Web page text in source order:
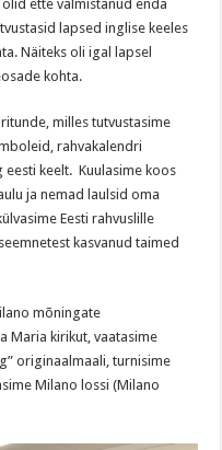
ette valmistanud enda
lapsed inglise keeles
Näiteks oli igal lapsel
kohta.
milles tutvustasime
rahvakalendri
keelt. Kuulasime koos
ja nemad laulsid oma
Eesti rahvuslille
kasvanud taimed
mõningate
Maria kirikut, vaatasime
originaalmaali, turnisime
Milano lossi (Milano